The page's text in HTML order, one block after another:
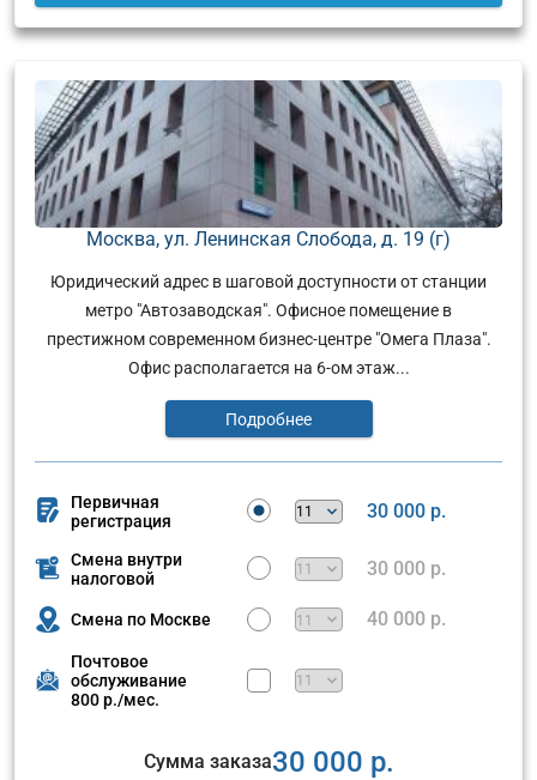
Москва, ул. Ленинская Слобода, д. 19 (г)
Юридический адрес в шаговой доступности от станции
метро "Автозаводская". Офисное помещение в
престижном современном бизнес-центре "Омега Плаза".
Офис располагается на 6-ом этаж...
Подробнее
Первичная
регистрация
30 000 р.
Смена внутри
налоговой
30 000 р.
Смена по Москве 40 000 р.
Почтовое
обслуживание
800 р./мес.
Сумма заказа30 000 р.